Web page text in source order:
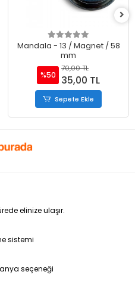
Mandala - 13 / Magnet / 58
mm
%50
70,00 TL
35,00 TL
Sepete Ekle
elinize ulaşır.
sistemi
seçeneği